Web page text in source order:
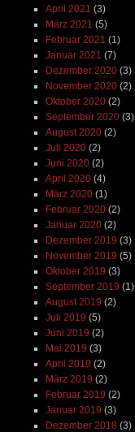
April 2021 (3)
März 2021 (5)
Februar 2021 (1)
Januar 2021 (7)
Dezember 2020(3)
November 2020(2)
Oktober 2020(2)
September 2020(3)
August 2020(2)
Juli 2020(2)
Juni 2020(2)
April 2020(4)
März 2020(1)
Februar 2020(2)
Januar 2020(2)
Dezember 2019 (3)
November 2019 (5)
Oktober 2019 (3)
September 2019 (1)
August 2019 (2)
Juli 2019 (5)
Juni 2019 (2)
Mai 2019 (3)
April 2019 (2)
März 2019 (2)
Februar 2019 (2)
Januar 2019 (3)
Dezember 2018 (3)